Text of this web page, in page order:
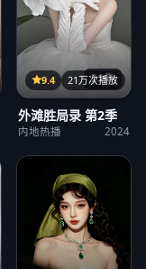
21集
9.4 21万次播放
外滩胜局录 第2季
内地热播 2024